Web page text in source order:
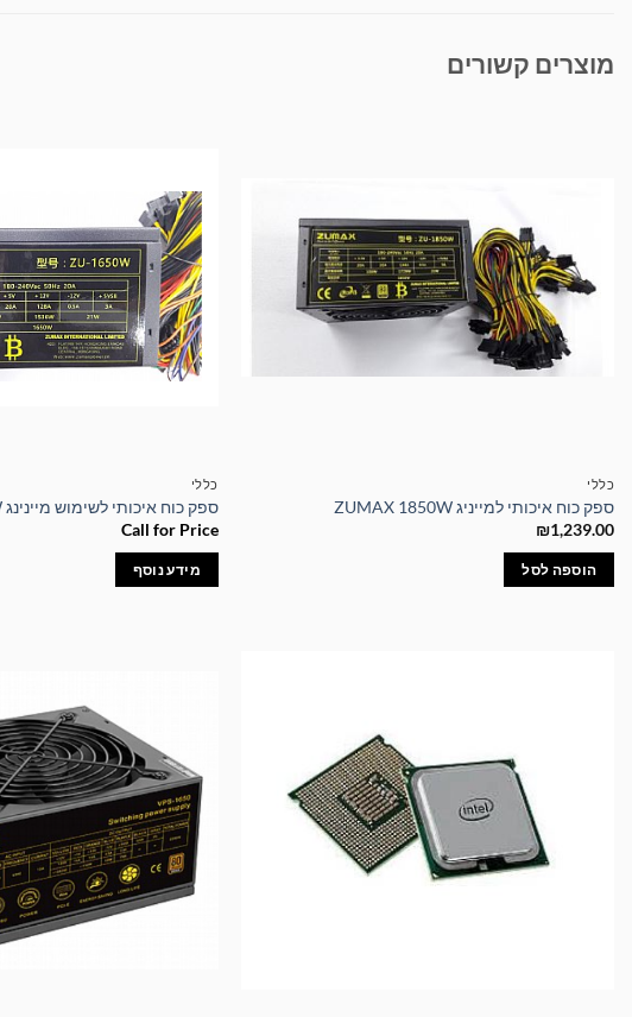
מוצרים קשורים
כללי
ספק כוח איכותי למייניג ZUMAX 1850W
₪1,239.00
הוספה לסל
כללי
ספק כוח איכותי לשימוש מיינינג ZUMAX 1650W
Call for Price
מידע נוסף